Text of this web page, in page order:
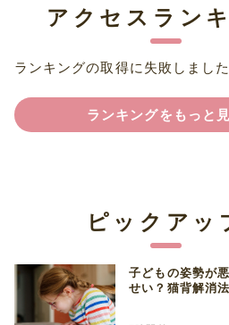
アクセスラン
ランキングの取得に失敗しました
ランキングをもっと
ピックアッ
子どもの姿勢が
せい？猫背解消